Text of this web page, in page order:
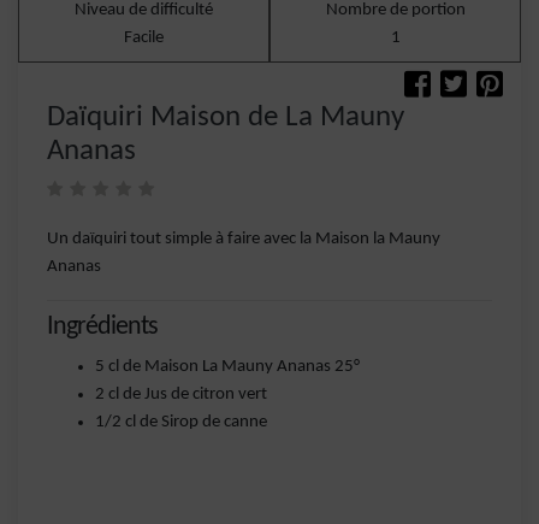
Niveau de difficulté
Facile
Nombre de portion
1
Daïquiri Maison de La Mauny
Ananas
Un daïquiri tout simple à faire avec la Maison la Mauny
Ananas
Ingrédients
5 cl de Maison La Mauny Ananas 25°
2 cl de Jus de citron vert
1/2 cl de Sirop de canne